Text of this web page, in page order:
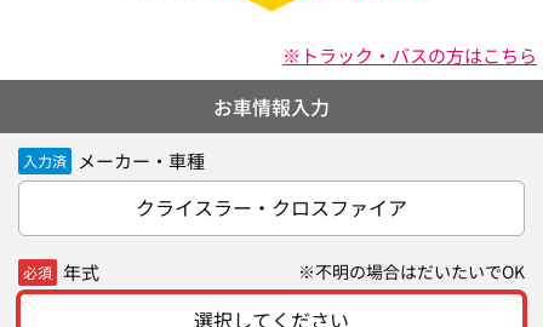
※トラック・バスの方はこちら
お車情報入力
入力済 メーカー・車種
クライスラー・クロスファイア
必須 年式 ※不明の場合はだいたいでOK
選択してください